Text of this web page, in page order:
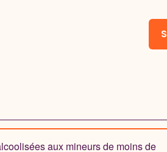
aux mineurs de moins de